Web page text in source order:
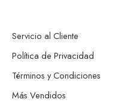
Servicio al Cliente
Política de Privacidad
Términos y Condiciones
Más Vendidos